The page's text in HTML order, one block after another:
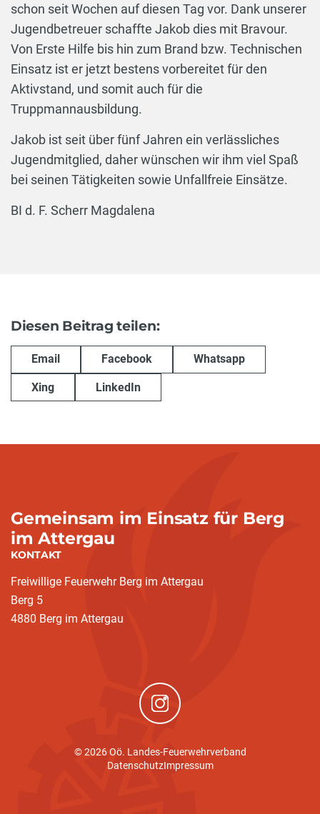
schon seit Wochen auf diesen Tag vor. Dank unserer
Jugendbetreuer schaffte Jakob dies mit Bravour.
Von Erste Hilfe bis hin zum Brand bzw. Technischen
Einsatz ist er jetzt bestens vorbereitet für den
Aktivstand, und somit auch für die
Truppmannausbildung.
Jakob ist seit über fünf Jahren ein verlässliches
Jugendmitglied, daher wünschen wir ihm viel Spaß
bei seinen Tätigkeiten sowie Unfallfreie Einsätze.
BI d. F. Scherr Magdalena
Diesen Beitrag teilen:
Email Facebook Whatsapp
Xing LinkedIn
Gemeinsam im Einsatz für Berg
im Attergau
KONTAKT
Freiwillige Feuerwehr Berg im Attergau
Berg 5
4880 Berg im Attergau
(neues Fenster)
© 2026 Oö. Landes-Feuerwehrverband
DatenschutzImpressum